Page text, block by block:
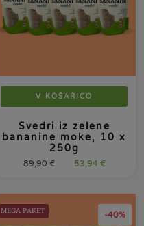
V KOŠARICO
Svedri iz zelene
bananine moke, 10 x
250g
89,90€ 53,94 €
-40%
MEGA PAKET